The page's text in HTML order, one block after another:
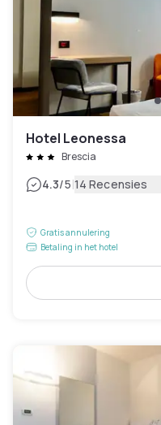
Hotel Leonessa
Brescia
4.3/5|14 Recensies
Gratis annulering
Betaling in het hotel